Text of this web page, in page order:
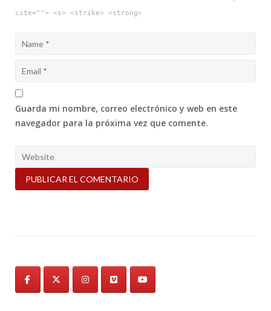
cite=""> <s> <strike> <strong>
Guarda mi nombre, correo electrónico y web en este
navegador para la próxima vez que comente.